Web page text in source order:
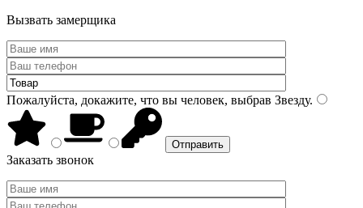
Вызвать замерщика
Пожалуйста, докажите, что вы человек, выбрав Звезду.
Заказать звонок